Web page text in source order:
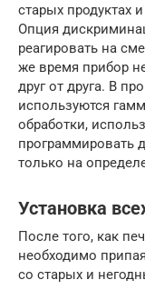
старых продуктах
Опция
реагировать на
же время прибор
друг от друга. В
используются
обработки,
программировать
только на
Установка
После того, как
необходимо
со старых и